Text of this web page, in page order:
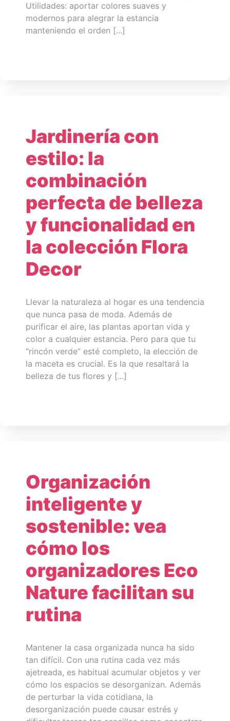
Utilidades: aportar colores suaves y
modernos para alegrar la estancia
manteniendo el orden [...]
Jardinería con
estilo: la
combinación
perfecta de belleza
y funcionalidad en
la colección Flora
Decor
Llevar la naturaleza al hogar es una tendencia
que nunca pasa de moda. Además de
purificar el aire, las plantas aportan vida y
color a cualquier estancia. Pero para que tu
“rincón verde” esté completo, la elección de
la maceta es crucial. Es la que resaltará la
belleza de tus flores y [...]
Organización
inteligente y
sostenible: vea
cómo los
organizadores Eco
Nature facilitan su
rutina
Mantener la casa organizada nunca ha sido
tan difícil. Con una rutina cada vez más
ajetreada, es habitual acumular objetos y ver
cómo los espacios se desorganizan. Además
de perturbar la vida cotidiana, la
desorganización puede causar estrés y